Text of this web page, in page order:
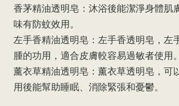
香茅精油透明皂：沐浴後能潔淨身體肌
味有防蚊效用。
左手香精油透明皂：左手香透明皂，左
腫的功用，適合皮膚較容易過敏者使用。
薰衣草精油透明皂：薰衣草透明皂，可
用後能幫助睡眠、消除緊張和憂鬱。